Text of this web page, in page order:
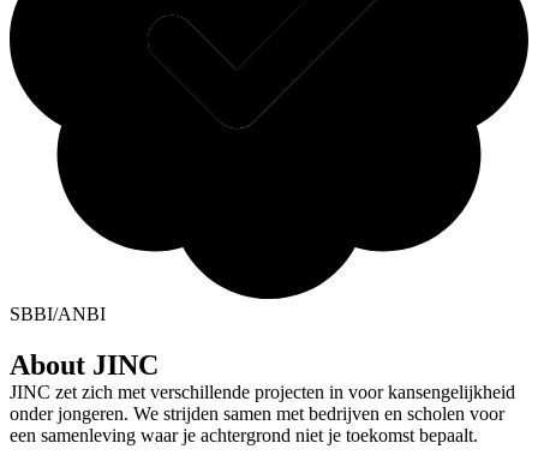
SBBI/ANBI
About JINC
JINC zet zich met verschillende projecten in voor kansengelijkheid
onder jongeren. We strijden samen met bedrijven en scholen voor
een samenleving waar je achtergrond niet je toekomst bepaalt.